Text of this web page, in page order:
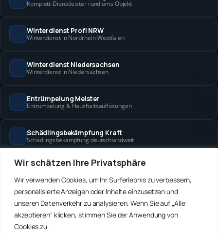
Wir schätzen Ihre Privatsphäre
Wir verwenden Cookies, um Ihr Surferlebnis zu verbessern,
personalisierte Anzeigen oder Inhalte einzusetzen und
unseren Datenverkehr zu analysieren. Wenn Sie auf „Alle
akzeptieren" klicken, stimmen Sie der Anwendung von
Cookies zu.
Komplett-Dienstleister rund ums Objekt
Winterdienst Profi NRW
Winterdienst in Nordrhein-Westfalen
Winterdienst Niedersachsen
Winterdienst in Niedersachsen
Entrümpelung Meister
Entrümpelung & Haushaltsauflösungen
Schädlingsbekämpfung Kraft
Schädlingsbekämpfung deutschlandweit
Hanse Objektservice
Winterdienst Hansa
Winterdienst in Bremen & Hamburg